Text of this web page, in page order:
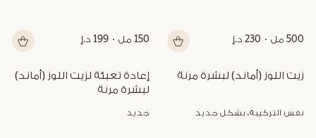
500 مل 230 د.إ 150 مل 199 د.إ
زيت اللوز (أماند) لبشرة مرنة
نفس التركيبة، بشكل جديد
لبشرة مرنة
جديد